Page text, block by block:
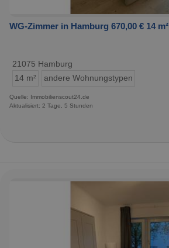
WG-Zimmer in Hamburg 670,00 € 14 m²
21075 Hamburg
14 m²
andere Wohnungstypen
Quelle: Immobilienscout24.de
Aktualisiert: 2 Tage, 5 Stunden